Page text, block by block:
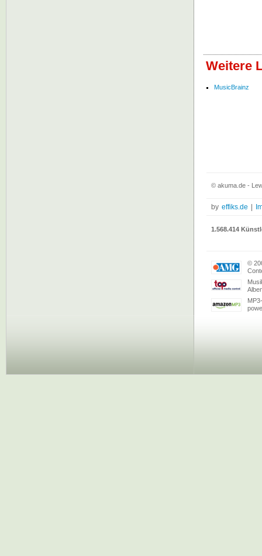
Weitere
MusicBrainz
© akuma.de -
by effiks.de
1.568.414
©